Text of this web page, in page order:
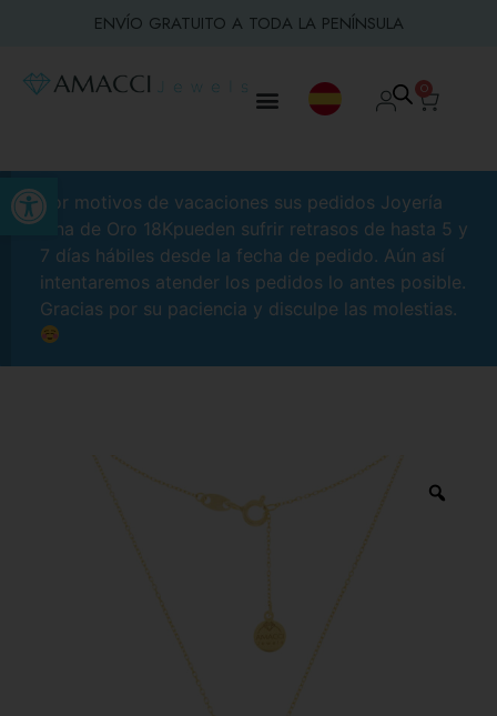
Abrir barra de herramientas
ENVÍO GRATUITO A TODA LA PENÍNSULA
0
Por motivos de vacaciones sus pedidos Joyería
Fina de Oro 18Kpueden sufrir retrasos de hasta 5 y
7 días hábiles desde la fecha de pedido. Aún así
intentaremos atender los pedidos lo antes posible.
Gracias por su paciencia y disculpe las molestias.